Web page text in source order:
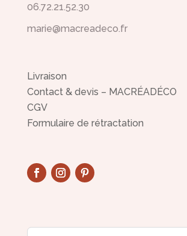
06.72.21.52.30
marie@macreadeco.fr
Livraison
Contact & devis – MACRÉADÉCO
CGV
Formulaire de rétractation